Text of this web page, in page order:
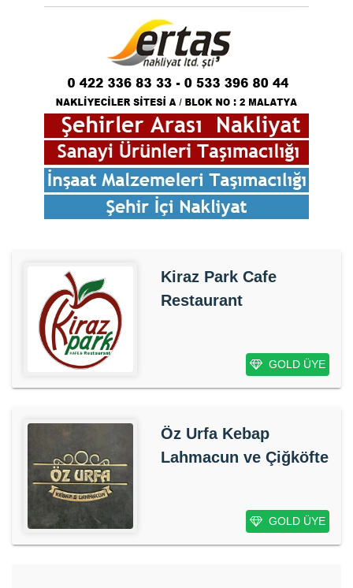
Kiraz Park Cafe
Restaurant
GOLD ÜYE
Öz Urfa Kebap
Lahmacun ve Çiğköfte
GOLD ÜYE